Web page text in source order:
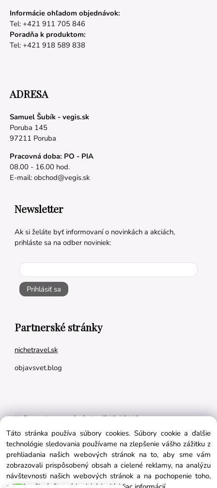
Informácie ohľadom objednávok:
Tel: +421 911 705 846
Poradňa k produktom:
Tel: +421 918 589 838
ADRESA
Samuel Šubík - vegis.sk
Poruba 145
97211 Poruba
Pracovná doba: PO - PIA
08.00 - 16.00 hod.
E-mail: obchod@vegis.sk
Newsletter
Ak si želáte byť informovaní o novinkách a akciách,
prihláste sa na odber noviniek:
Prihlásiť sa
Partnerské stránky
nichetravel.sk
objavsvet.blog
Naše appky pre vás úplne ZADARMO:
Tréningový plán na mieru
BMI kalkulačka
Vygeneruj si výživový plán na mieru
Táto stránka používa súbory cookies. Súbory cookie a ďalšie
technológie sledovania používame na zlepšenie vášho zážitku z
prehliadania našich webových stránok na to, aby sme vám
zobrazovali prispôsobený obsah a cielené reklamy, na analýzu
návštevnosti našich webových stránok a na pochopenie toho,